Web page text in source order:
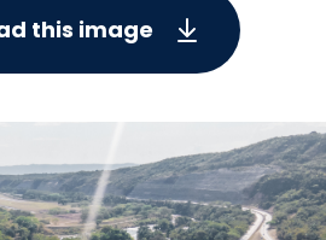
this image